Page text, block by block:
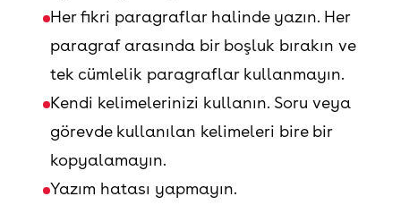
Her fikri paragraflar halinde yazın. Her
paragraf arasında bir boşluk bırakın ve
tek cümlelik paragraflar kullanmayın.
Kendi kelimelerinizi kullanın. Soru veya
görevde kullanılan kelimeleri bire bir
kopyalamayın.
Yazım hatası yapmayın.